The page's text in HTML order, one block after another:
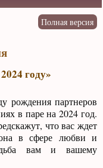
году»
рождения партнеров
в паре на 2024 год.
что вас ждет
в сфере любви и
вам и вашему